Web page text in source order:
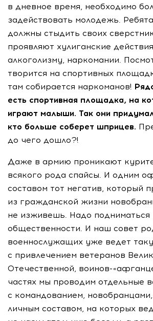
в дневное время, необходимо
задействовать молодежь.
должны стыдить своих
проявляют хулиганские
алкоголизму, наркомании.
творится на спортивных
там собирается наркоманов!
есть спортивная площадка, на
играют малыши. Так они
кто больше соберет шприцев.
до чего дошло?!
Даже в армию проникают
всякого рода спайсы. И одним
составом тот негатив, который
из гражданской жизни
не изживешь. Надо подниматься
общественности. И наш совет
военнослужащих уже ведет
с привлечением ветеранов
Отечественной, воинов-
частях мы проводим отдельные
с командованием,
личным составом, на которых